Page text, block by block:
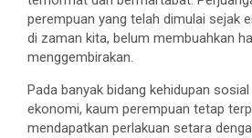
perempuan yang telah dimulai sejak
di zaman kita, belum membuahkan
menggembirakan.
Pada banyak bidang kehidupan
ekonomi, kaum perempuan tetap
mendapatkan perlakuan setara